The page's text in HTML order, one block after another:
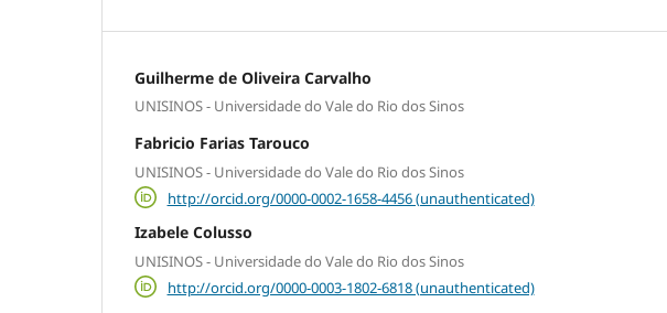
Guilherme de Oliveira Carvalho
UNISINOS - Universidade do Vale do Rio dos Sinos
Fabricio Farias Tarouco
UNISINOS - Universidade do Vale do Rio dos Sinos
http://orcid.org/0000-0002-1658-4456 (unauthenticated)
Izabele Colusso
UNISINOS - Universidade do Vale do Rio dos Sinos
http://orcid.org/0000-0003-1802-6818 (unauthenticated)